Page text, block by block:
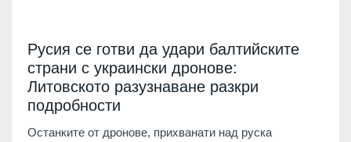
Русия се готви да удари балтийските
страни с украински дронове:
Литовското разузнаване разкри
подробности
Останките от дронове, прихванати над руска